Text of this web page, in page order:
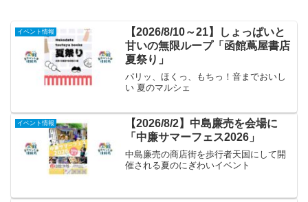
イベント情報
【2026/8/10～21】しょっぱいと
甘いの無限ループ「函館蔦屋書店
夏祭り」
パリッ、ほくっ、もちっ！音までおいし
い 夏のマルシェ
イベント情報
【2026/8/2】中島廉売を会場に
「中廉サマーフェス2026」
中島廉売の商店街を歩行者天国にして開
催される夏のにぎわいイベント